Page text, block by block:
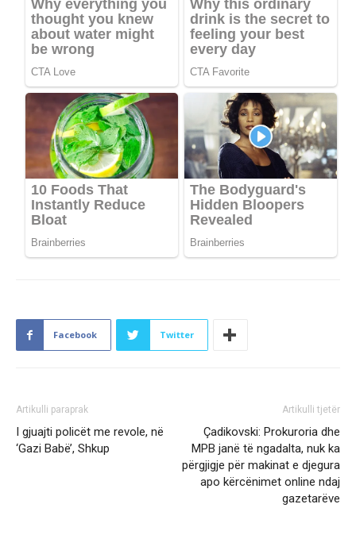
Facebook Twitter
Artikulli paraprak
I gjuajti policët me revole, në
‘Gazi Babë’, Shkup
Artikulli tjetër
Çadikovski: Prokuroria dhe
MPB janë të ngadalta, nuk ka
përgjigje për makinat e djegura
apo kërcënimet online ndaj
gazetarëve